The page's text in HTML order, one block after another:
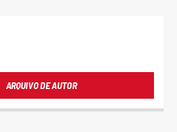
ARQUIVO DE AUTOR